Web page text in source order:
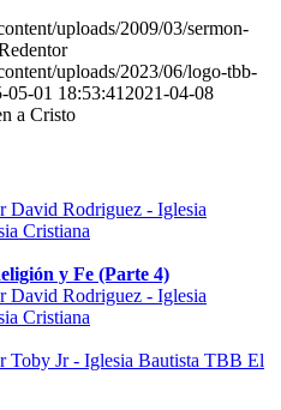
uploads/2009/03/sermon-
uploads/2023/06/logo-tbb-
05-01 18:53:41 2021-04-08
a Cristo
y Fe (Parte 4)